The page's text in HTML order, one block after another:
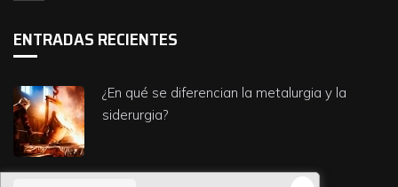
ENTRADAS RECIENTES
¿En qué se diferencian la metalurgia y la
siderurgia?